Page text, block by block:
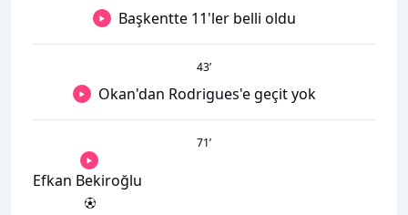
Başkentte 11'ler belli oldu
43’
Okan'dan Rodrigues'e geçit yok
71’
Efkan Bekiroğlu